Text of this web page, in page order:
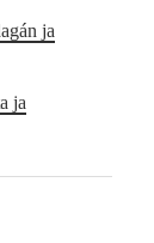
ja
ja